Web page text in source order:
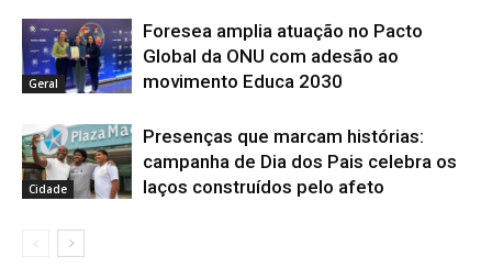
Geral
Foresea amplia atuação no Pacto
Global da ONU com adesão ao
movimento Educa 2030
Cidade
Presenças que marcam histórias:
campanha de Dia dos Pais celebra os
laços construídos pelo afeto